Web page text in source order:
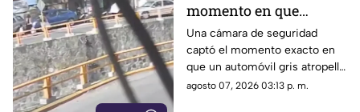
momento en que
vehículo embiste a una
familia en
Chilpancingo
Una cámara de seguridad
captó el momento exacto en
que un automóvil gris atropelló
a una familia que caminaba
agosto 07, 2026 03:13 p. m.